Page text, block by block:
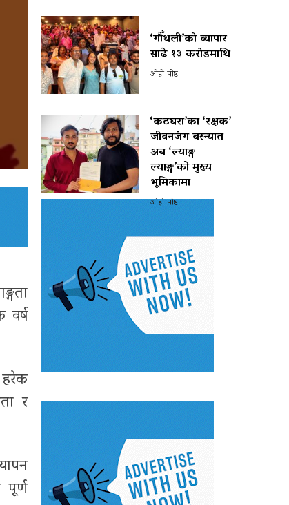
हरेक
र
‘गौँथली’को व्यापार
साढे १३ करोडमाथि
ओहो पोष्ट
‘कठघरा’का ‘रक्षक’
जीवनजंग बस्न्यात
अब ‘ल्याङ्ग
ल्याङ्ग’को मुख्य
भूमिकामा
ओहो पोष्ट